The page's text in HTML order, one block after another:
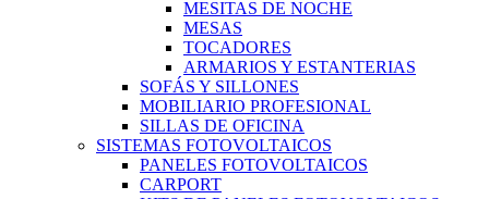
MESITAS DE NOCHE
MESAS
TOCADORES
ARMARIOS Y ESTANTERIAS
SOFÁS Y SILLONES
MOBILIARIO PROFESIONAL
SILLAS DE OFICINA
SISTEMAS FOTOVOLTAICOS
PANELES FOTOVOLTAICOS
CARPORT